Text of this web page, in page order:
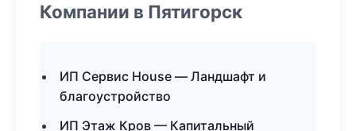
Компании в Пятигорск
ИП Сервис House — Ландшафт и
благоустройство
ИП Этаж Кров — Капитальный